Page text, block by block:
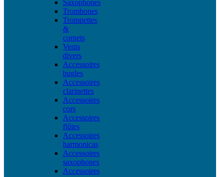
Saxophones
Trombones
Trompettes
&
cornets
Vents
divers
Accessoires
bugles
Accessoires
clarinettes
Accessoires
cors
Accessoires
flûtes
Accessoires
harmonicas
Accessoires
saxophones
Accessoires